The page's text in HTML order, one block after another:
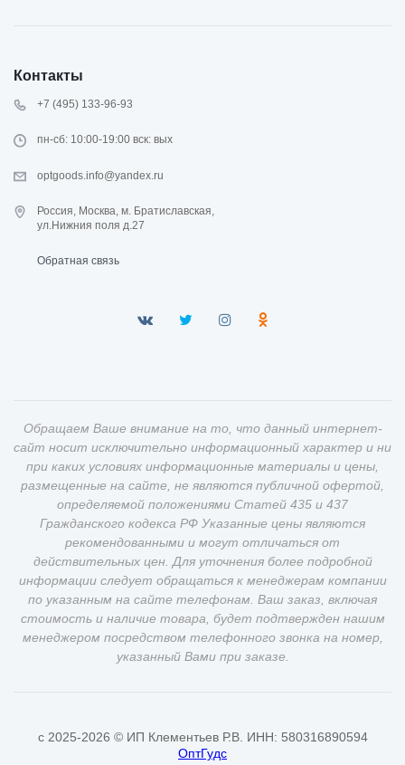
Контакты
+7 (495) 133-96-93
пн-сб: 10:00-19:00 вск: вых
optgoods.info@yandex.ru
Россия, Москва, м. Братиславская,
ул.Нижния поля д.27
Обратная связь
Обращаем Ваше внимание на то, что данный интернет-
сайт носит исключительно информационный характер и ни
при каких условиях информационные материалы и цены,
размещенные на сайте, не являются публичной офертой,
определяемой положениями Статей 435 и 437
Гражданского кодекса РФ Указанные цены являются
рекомендованными и могут отличаться от
действительных цен. Для уточнения более подробной
информации следует обращаться к менеджерам компании
по указанным на сайте телефонам. Ваш заказ, включая
стоимость и наличие товара, будет подтвержден нашим
менеджером посредством телефонного звонка на номер,
указанный Вами при заказе.
c 2025-2026 © ИП Клементьев Р.В. ИНН: 580316890594
ОптГудс